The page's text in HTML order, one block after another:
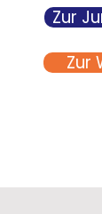
Zur
Zur